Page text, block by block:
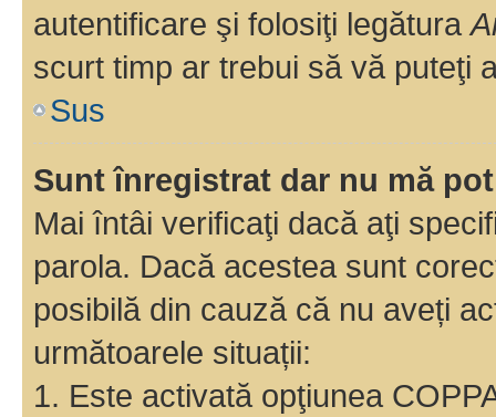
autentificare şi folosiţi legătura
scurt timp ar trebui să vă puteţi
Sus
Sunt înregistrat dar nu mă
Mai întâi verificaţi dacă aţi
parola. Dacă acestea sunt
posibilă din cauză că nu aveți
următoarele situații:
1. Este activată opţiunea